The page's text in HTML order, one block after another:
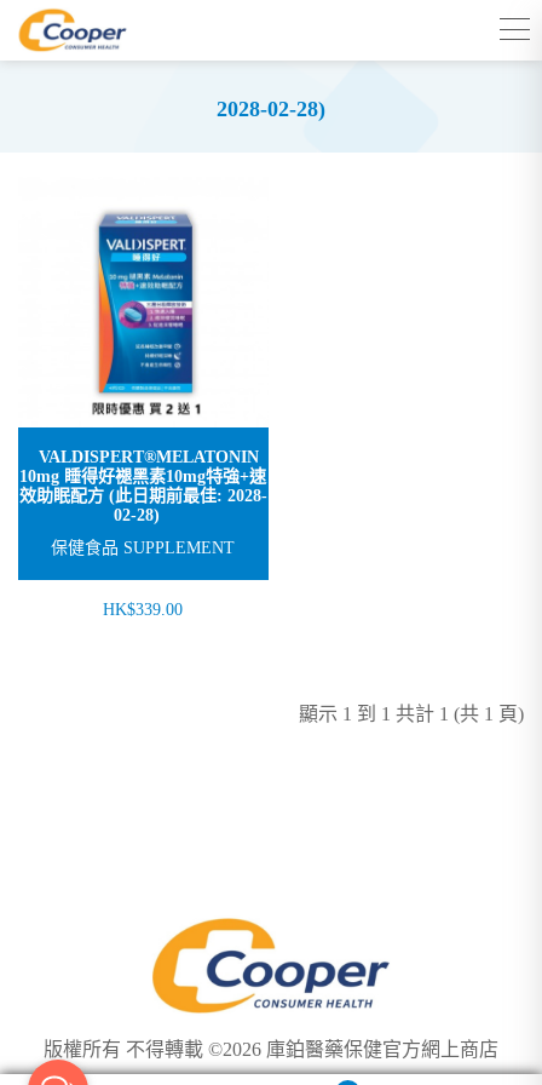
2028-02-28)
VALDISPERT®MELATONIN
10mg 睡得好褪黑素10mg特強+速
效助眠配方 (此日期前最佳: 2028-
02-28)
保健食品 SUPPLEMENT
HK$339.00
顯示 1 到 1 共計 1 (共 1 頁)
版權所有 不得轉載 ©2026 庫鉑醫藥保健官方網上商店